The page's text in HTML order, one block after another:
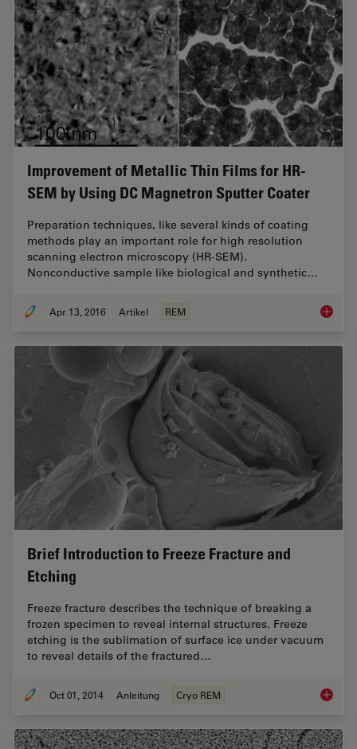
Improvement of Metallic Thin Films for HR-
SEM by Using DC Magnetron Sputter Coater
Preparation techniques, like several kinds of coating
methods play an important role for high resolution
scanning electron microscopy (HR-SEM).
Nonconductive sample like biological and synthetic…
Apr 13, 2016 Artikel REM
Brief Introduction to Freeze Fracture and
Etching
Freeze fracture describes the technique of breaking a
frozen specimen to reveal internal structures. Freeze
etching is the sublimation of surface ice under vacuum
to reveal details of the fractured…
Oct 01, 2014 Anleitung Cryo REM Brief